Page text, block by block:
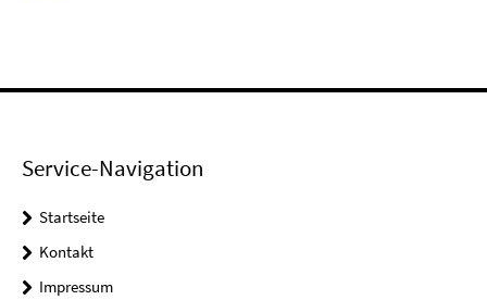
Service-Navigation
Startseite
Kontakt
Impressum